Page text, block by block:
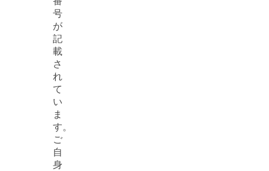
号
が
記
載
さ
れ
て
い
ま
す。
ご
自
身